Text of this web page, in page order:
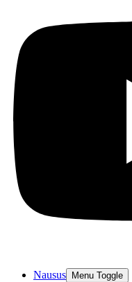
Nausus Menu Toggle